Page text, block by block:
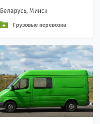
Беларусь, Минск
Грузовые перевозки